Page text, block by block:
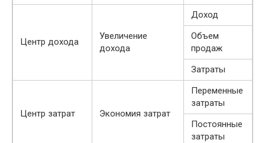
Центр дохода
Увеличение
дохода
Доход
Объем
продаж
Затраты
Центр затрат Экономия затрат
Переменные
затраты
Постоянные
затраты